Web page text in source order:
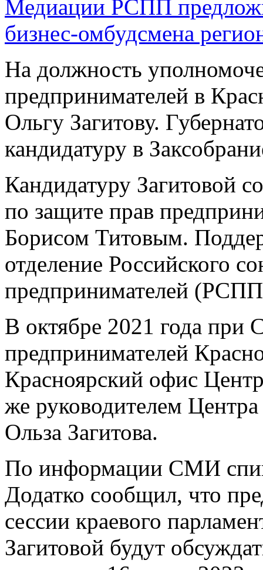
На должность
предпринимателей в
Ольгу Загитову.
кандидатуру в
Кандидатуру Загитовой
по защите прав
Борисом Титовым.
отделение Российского
предпринимателей
В октябре 2021 года
предпринимателей
Красноярский офис
же руководителем
Ольза Загитова.
По информации СМИ
Додатко сообщил, что
сессии краевого
Загитовой будут